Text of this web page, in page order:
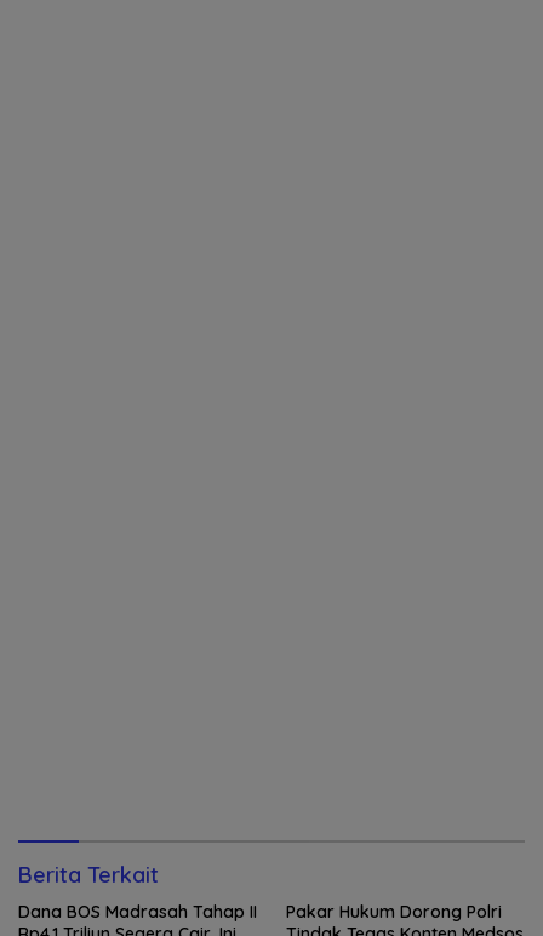
Berita Terkait
Dana BOS Madrasah Tahap II
Pakar Hukum Dorong Polri